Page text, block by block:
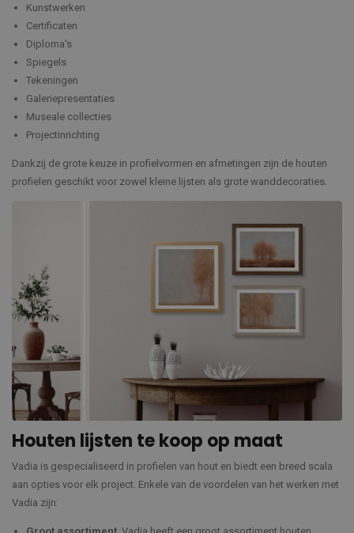
Kunstwerken
Certificaten
Diploma's
Spiegels
Tekeningen
Galeriepresentaties
Museale collecties
Projectinrichting
Dankzij de grote keuze in profielvormen en afmetingen zijn de houten
profielen geschikt voor zowel kleine lijsten als grote wanddecoraties.
Houten lijsten te koop op maat
Vadia is gespecialiseerd in profielen van hout en biedt een breed scala
aan opties voor elk project. Enkele van de voordelen van het werken met
Vadia zijn: